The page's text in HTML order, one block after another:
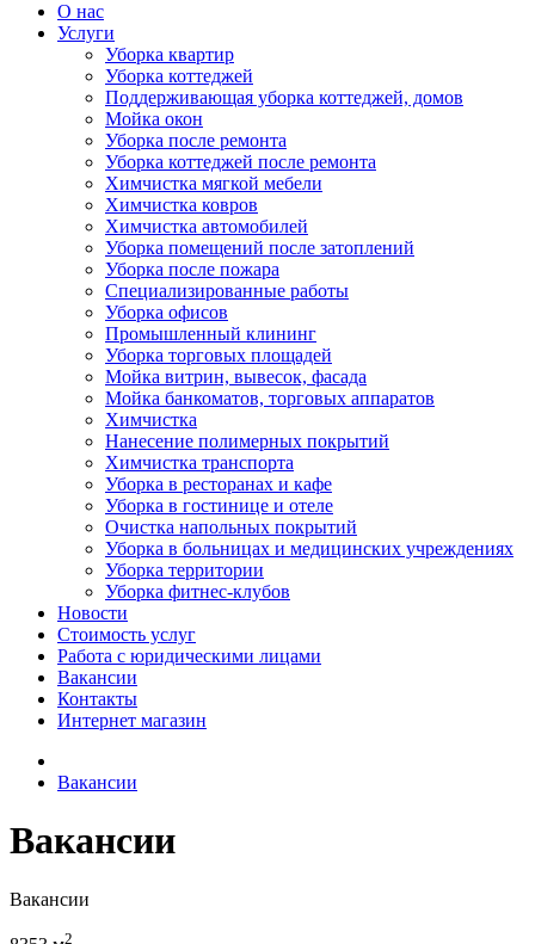
О нас
Услуги
Уборка квартир
Уборка коттеджей
Поддерживающая уборка коттеджей, домов
Мойка окон
Уборка после ремонта
Уборка коттеджей после ремонта
Химчистка мягкой мебели
Химчистка ковров
Химчистка автомобилей
Уборка помещений после затоплений
Уборка после пожара
Специализированные работы
Уборка офисов
Промышленный клининг
Уборка торговых площадей
Мойка витрин, вывесок, фасада
Мойка банкоматов, торговых аппаратов
Химчистка
Нанесение полимерных покрытий
Химчистка транспорта
Уборка в ресторанах и кафе
Уборка в гостинице и отеле
Очистка напольных покрытий
Уборка в больницах и медицинских учреждениях
Уборка территории
Уборка фитнес-клубов
Новости
Стоимость услуг
Работа с юридическими лицами
Вакансии
Контакты
Интернет магазин
Вакансии
Вакансии
Вакансии
2